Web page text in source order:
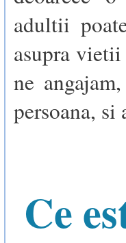
adultii
asupra
ne
persoana, si
Ce